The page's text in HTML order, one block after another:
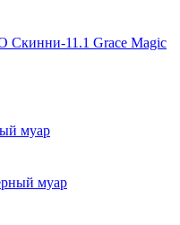
Скинни-11.1 Grace Magic
муар
муар